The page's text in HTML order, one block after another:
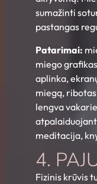
sumažinti
pastangas
Patarimai:
miego
aplinka,
miegą,
lengva
meditacija,
4.
Fizinis krūvis